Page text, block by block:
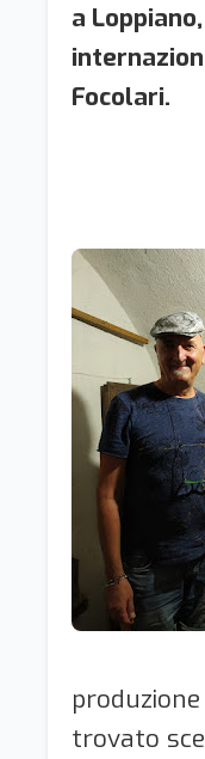
a
Focolari.
trovato